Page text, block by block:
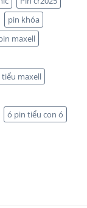
pin khóa
maxell
tiểu maxell
ó pin tiểu con ó